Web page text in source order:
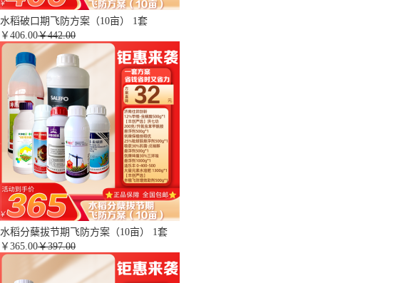
水稻破口期飞防方案（10亩） 1套
￥ 406.00￥442.00
水稻分蘖拔节期飞防方案（10亩） 1套
￥ 365.00￥397.00